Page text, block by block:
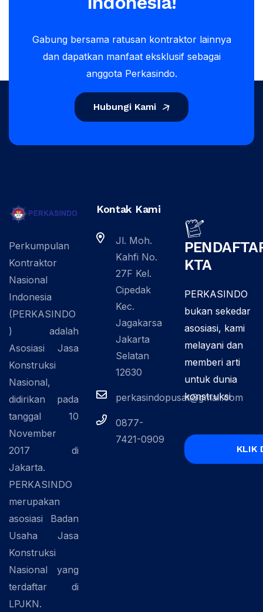
Gabung bersama ratusan kontraktor lainnya
dan dapatkan manfaat eksklusif sebagai
anggota Perkasindo.
Hubungi Kami
Perkumpulan
Kontraktor
Nasional
Indonesia
(PERKASINDO
) adalah
Asosiasi Jasa
Konstruksi
Nasional,
didirikan pada
tanggal 10
November
2017 di
Jakarta.
PERKASINDO
merupakan
asosiasi Badan
Usaha Jasa
Konstruksi
Nasional yang
terdaftar di
LPJKN.
Kontak Kami
Jl. Moh.
Kahfi No.
27F Kel.
Cipedak
Kec.
Jagakarsa
Jakarta
Selatan
12630
perkasindopusat@gmail.com
0877-
7421-0909
KTA
PERKASINDO
bukan sekedar
asosiasi, kami
melayani dan
memberi arti
untuk dunia
konstruksi
KLIK